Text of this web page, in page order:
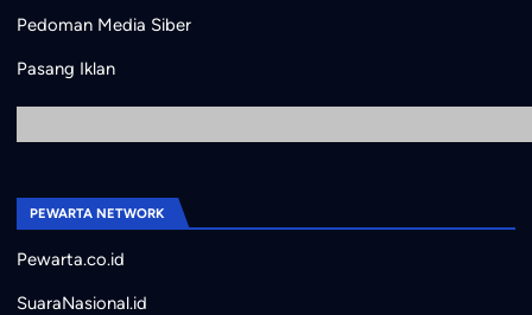
Pedoman Media Siber
Pasang Iklan
PEWARTA NETWORK
Pewarta.co.id
SuaraNasional.id